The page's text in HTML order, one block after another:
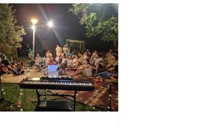
'פרח החודש' – הכלנית הפורחת
בוהק בסביבות הקיבוץ